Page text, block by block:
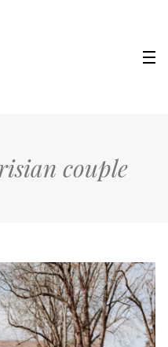
couple